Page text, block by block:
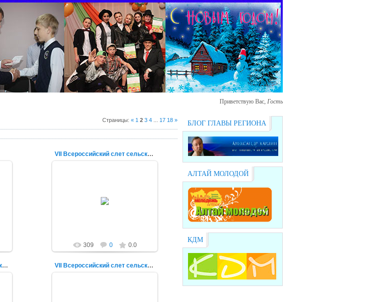
Приветствую Вас, Гость
БЛОГ ГЛАВЫ РЕГИОНА
АЛТАЙ МОЛОДОЙ
КДМ
Страницы: « 1 2 3 4 17 18 »
VII Всероссийский слет сельской молодежи
309 0 0.0
VII Всероссийский слет сельской молодежи VII Всероссийский слет сельской молодежи